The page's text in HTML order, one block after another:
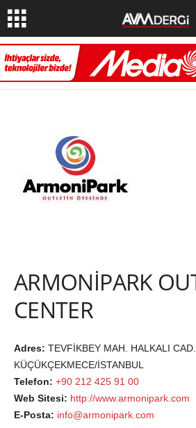
ARMONİPARK
CENTER
Adres: TEVFİKBEY MAH. HALKALI
KÜÇÜKÇEKMECE/İSTANBUL
Telefon: +90 212 425 91 00
Web Sitesi: http://www.armonipark.com
E-Posta: info@armonipark.com